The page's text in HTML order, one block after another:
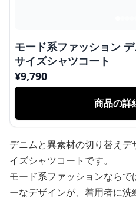
モード系ファッション
サイズシャツコート
¥9,790
商品の詳
デニムと異素材の切り替え
イズシャツコートです。
モード系ファッションなら
ーなデザインが、着用者に